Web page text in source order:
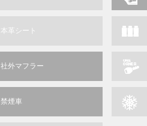
本革シート
社外マフラー
禁煙車